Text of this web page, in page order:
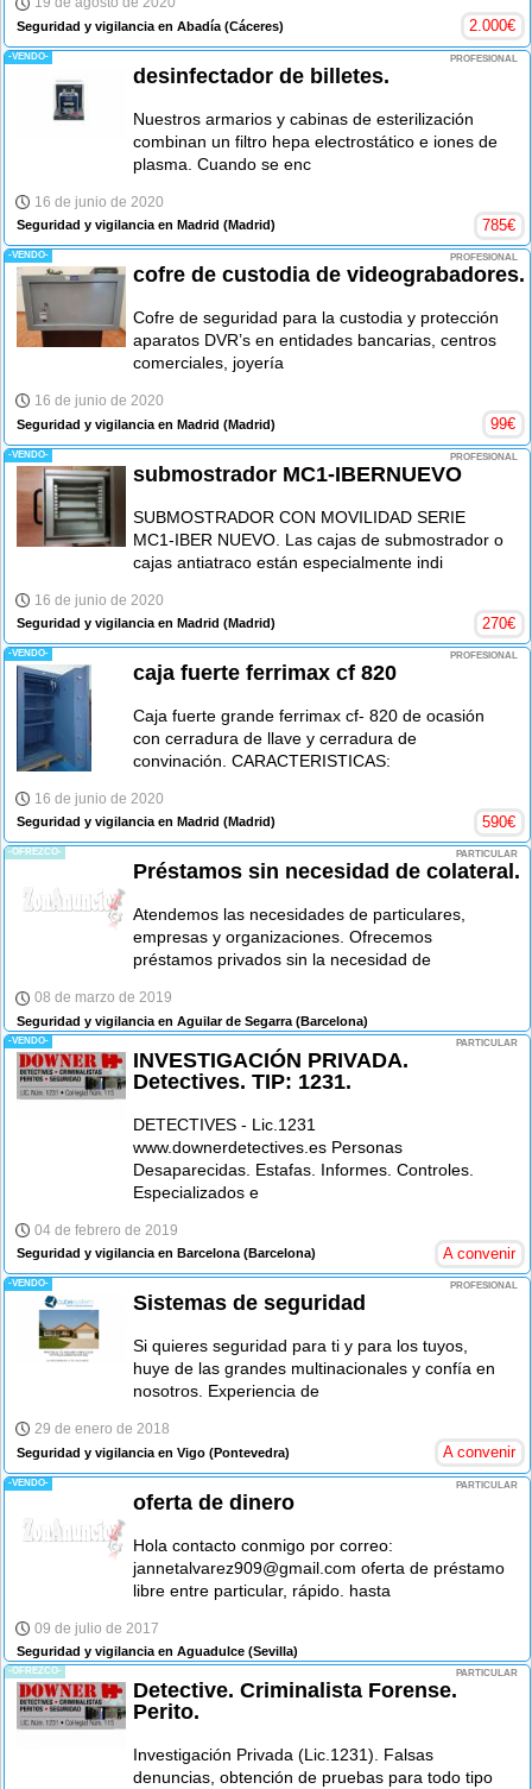
Seguridad y vigilancia en Abadía (Cáceres) 2.000€
-VENDO- PROFESIONAL
desinfectador de billetes.
Nuestros armarios y cabinas de esterilización
combinan un filtro hepa electrostático e iones de
plasma. Cuando se enc
16 de junio de 2020
Seguridad y vigilancia en Madrid (Madrid) 785€
-VENDO- PROFESIONAL
cofre de custodia de videograbadores.
Cofre de seguridad para la custodia y protección
aparatos DVR’s en entidades bancarias, centros
comerciales, joyería
16 de junio de 2020
Seguridad y vigilancia en Madrid (Madrid) 99€
-VENDO- PROFESIONAL
submostrador MC1-IBERNUEVO
SUBMOSTRADOR CON MOVILIDAD SERIE
MC1-IBER NUEVO. Las cajas de submostrador o
cajas antiatraco están especialmente indi
16 de junio de 2020
Seguridad y vigilancia en Madrid (Madrid) 270€
-VENDO- PROFESIONAL
caja fuerte ferrimax cf 820
Caja fuerte grande ferrimax cf- 820 de ocasión
con cerradura de llave y cerradura de
convinación. CARACTERISTICAS:
16 de junio de 2020
Seguridad y vigilancia en Madrid (Madrid) 590€
-OFREZCO- PARTICULAR
Préstamos sin necesidad de colateral.
Atendemos las necesidades de particulares,
empresas y organizaciones. Ofrecemos
préstamos privados sin la necesidad de
08 de marzo de 2019
Seguridad y vigilancia en Aguilar de Segarra (Barcelona)
-VENDO- PARTICULAR
INVESTIGACIÓN PRIVADA.
Detectives. TIP: 1231.
DETECTIVES - Lic.1231
www.downerdetectives.es Personas
Desaparecidas. Estafas. Informes. Controles.
Especializados e
04 de febrero de 2019
Seguridad y vigilancia en Barcelona (Barcelona) A convenir
-VENDO- PROFESIONAL
Sistemas de seguridad
Si quieres seguridad para ti y para los tuyos,
huye de las grandes multinacionales y confía en
nosotros. Experiencia de
29 de enero de 2018
Seguridad y vigilancia en Vigo (Pontevedra) A convenir
-VENDO- PARTICULAR
oferta de dinero
Hola contacto conmigo por correo:
jannetalvarez909@gmail.com oferta de préstamo
libre entre particular, rápido. hasta
09 de julio de 2017
Seguridad y vigilancia en Aguadulce (Sevilla)
-OFREZCO- PARTICULAR
Detective. Criminalista Forense.
Perito.
Investigación Privada (Lic.1231). Falsas
denuncias, obtención de pruebas para todo tipo